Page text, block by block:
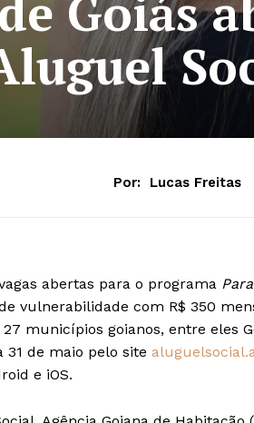
Por: Lucas Freitas
abertas para o programa
vulnerabilidade com R$ 350
municípios goianos, entre eles
31 de maio pelo site
e iOS.